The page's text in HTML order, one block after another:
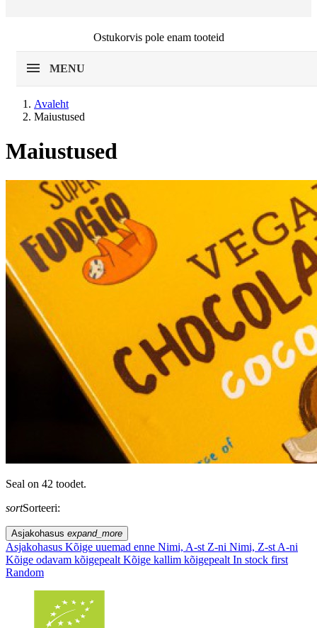
Ostukorvis pole enam tooteid
MENU
Avaleht
Maiustused
EL sisene / EL väline?
Hind
Maiustused
Seal on 42 toodet.
sortSorteeri:
Asjakohasus expand_more
Asjakohasus Kõige uuemad enne Nimi, A-st Z-ni Nimi, Z-st A-ni
Kõige odavam kõigepealt Kõige kallim kõigepealt In stock first
Random